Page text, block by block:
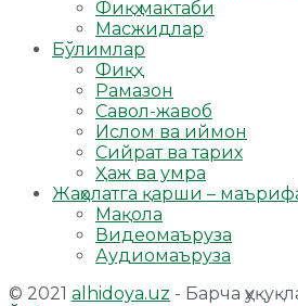
Фиқҳ мактаби
Масжидлар
Бўлимлар
Фиқҳ
Рамазон
Савол-жавоб
Ислом ва иймон
Сийрат ва тарих
Ҳаж ва умра
Жаҳолатга қарши –
Мақола
Видеомаъруза
Аудиомаъруза
© 2021 alhidoya.uz - Барча